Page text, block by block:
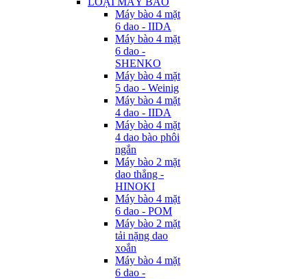
Máy bào 4 mặt
6 dao - IIDA
Máy bào 4 mặt
6 dao -
SHENKO
Máy bào 4 mặt
5 dao - Weinig
Máy bào 4 mặt
4 dao - IIDA
Máy bào 4 mặt
4 dao bào phôi
ngắn
Máy bào 2 mặt
dao thẳng -
HINOKI
Máy bào 4 mặt
6 dao - POM
Máy bào 2 mặt
tải nặng dao
xoắn
Máy bào 4 mặt
6 dao -